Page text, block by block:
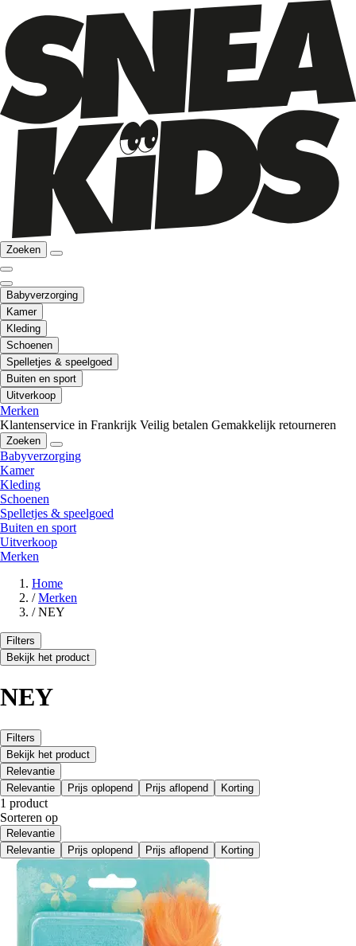
Zoeken
Babyverzorging
Kamer
Kleding
Schoenen
Spelletjes & speelgoed
Buiten en sport
Uitverkoop
Merken
Klantenservice in Frankrijk Veilig betalen Gemakkelijk retourneren
Zoeken
Babyverzorging
Kamer
Kleding
Schoenen
Spelletjes & speelgoed
Buiten en sport
Uitverkoop
Merken
Home
/ Merken
/ NEY
Filters
Bekijk het product
NEY
Filters
Bekijk het product
Relevantie
Relevantie
Prijs oplopend Prijs aflopend Korting
1 product
Sorteren op
Relevantie
Relevantie
Prijs oplopend Prijs aflopend Korting